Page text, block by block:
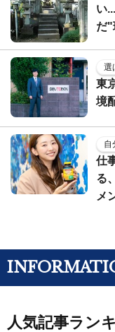
い
だ"
選
東
境
自
仕
る
メ
人気記事ラン